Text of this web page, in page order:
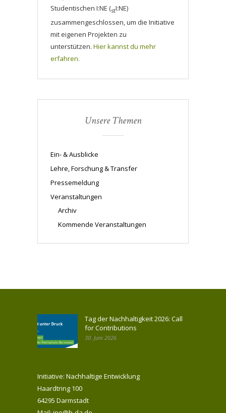
Studentischen I:NE (stI:NE)
zusammengeschlossen, um die Initiative
mit eigenen Projekten zu
unterstützen. Hier kannst du mehr
erfahren.
Unsere Themen
Ein- & Ausblicke
Lehre, Forschung & Transfer
Pressemeldung
Veranstaltungen
Archiv
Kommende Veranstaltungen
Tag der Nachhaltigkeit 2026: Call
for Contributions
30. Juni 2026
Initiative: Nachhaltige Entwicklung
Haardtring 100
64295 Darmstadt